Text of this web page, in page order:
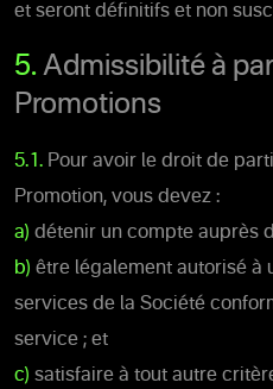
et seront définitifs et non
5. Admissibilité à
Promotions
5.1. Pour avoir le droit de
Promotion, vous devez :
a) détenir un compte auprès
b) être légalement autorisé à
services de la Société
service ; et
c) satisfaire à tout autre